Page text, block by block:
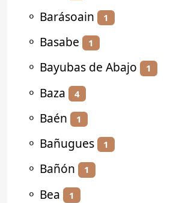
⚬ Barásoain 1
⚬ Basabe 1
⚬ Bayubas de Abajo 1
⚬ Baza 4
⚬ Baén 1
⚬ Bañugues 1
⚬ Bañón 1
⚬ Bea 1